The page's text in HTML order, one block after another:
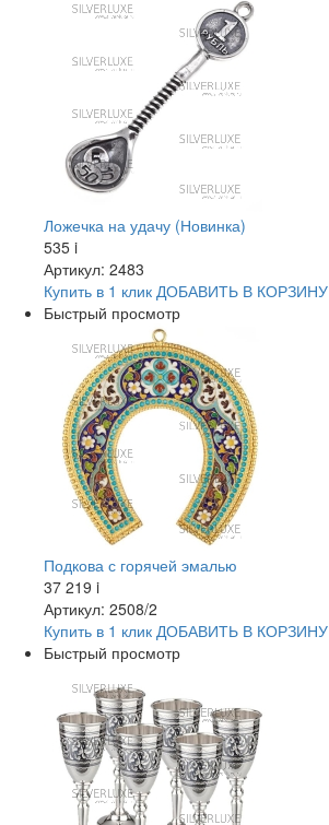
Ложечка на удачу (Новинка)
535 i
Артикул: 2483
Купить в 1 клик ДОБАВИТЬ В КОРЗИНУ
Быстрый просмотр
Подкова с горячей эмалью
37 219 i
Артикул: 2508/2
Купить в 1 клик ДОБАВИТЬ В КОРЗИНУ
Быстрый просмотр